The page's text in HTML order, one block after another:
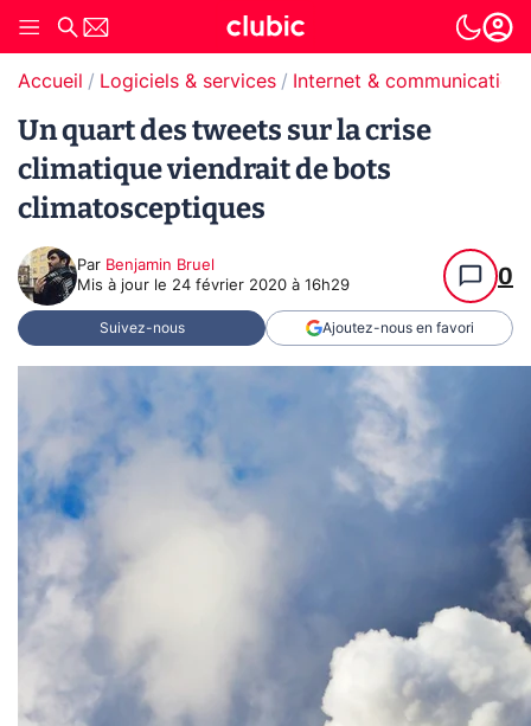
Accueil Logiciels & services Internet & communication
Un quart des tweets sur la crise
climatique viendrait de bots
climatosceptiques
Par Benjamin Bruel
Mis à jour le 24 février 2020 à 16h29 0
Suivez-nous Ajoutez-nous en favori